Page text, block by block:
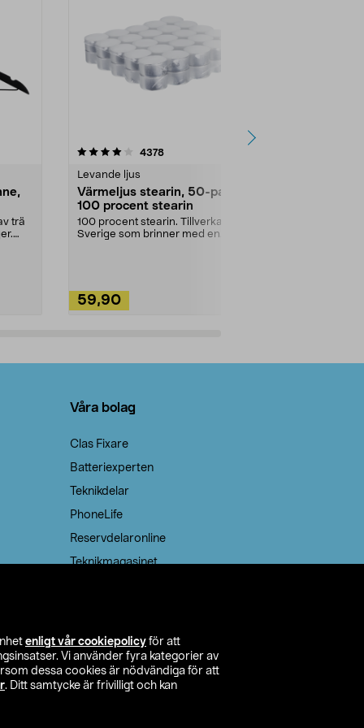
enligt vår cookiepolicy för att
Vi använder fyra kategorier av
dessa cookies är nödvändiga för att
. Ditt samtycke är frivilligt och kan
trä
4378recensioner
Levande ljus
Värmeljus stearin, 50-pack,
100 procent stearin
100 procent stearin. Tillverkade i
Sverige som brinner med en
59,90
4.5av 5 stjärnor
Våra bolag
Clas Fixare
Batteriexperten
Teknikdelar
PhoneLife
Reservdelaronline
Teknikmagasinet